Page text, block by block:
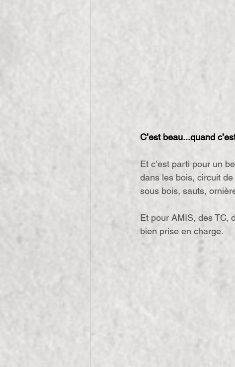
C’est beau...quand
Et c’est parti pour un
dans les bois, circuit
sous bois, sauts,
Et pour AMIS, des TC,
bien prise en charge.